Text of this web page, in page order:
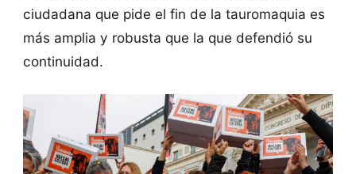
ciudadana que pide el fin de la tauromaquia es
más amplia y robusta que la que defendió su
continuidad.